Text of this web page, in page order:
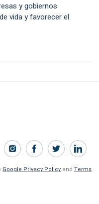
y gobiernos
vida y favorecer el
Google Privacy Policy and Terms